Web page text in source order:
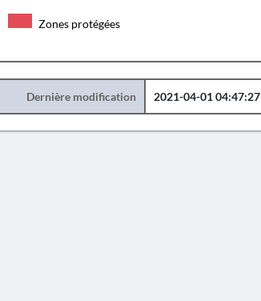
Zones protégées
Dernière modification 2021-04-01 04:47:27